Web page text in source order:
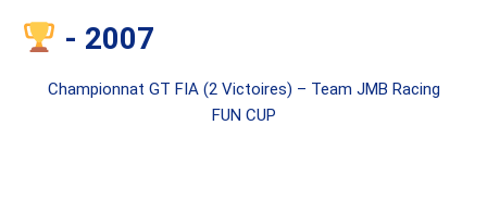
- 2007
Championnat GT FIA (2 Victoires) – Team JMB Racing
FUN CUP